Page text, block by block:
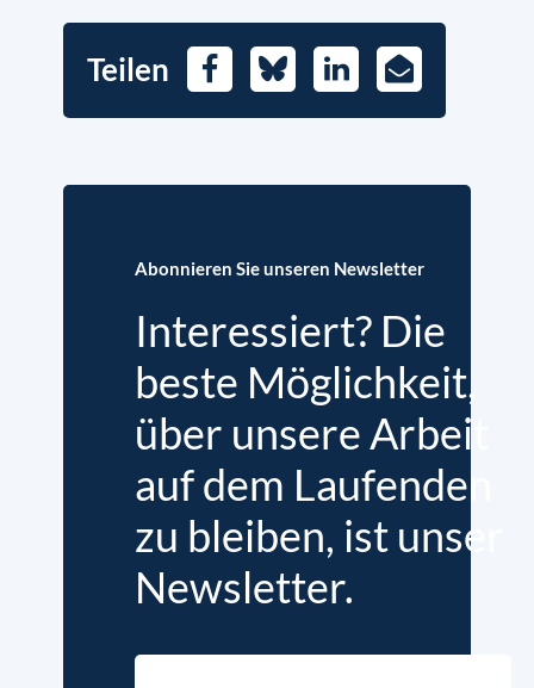
Teilen FacebookBlueskyLinkedIn
E-
Mail
Abonnieren Sie unseren Newsletter
Interessiert? Die
beste Möglichkeit,
über unsere Arbeit
auf dem Laufenden
zu bleiben, ist unser
Newsletter.